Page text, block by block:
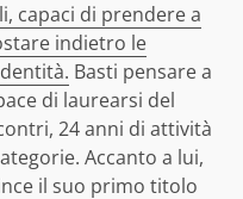
capaci di prendere a
indietro le
Basti pensare a
di laurearsi del
24 anni di attività
Accanto a lui,
il suo primo titolo